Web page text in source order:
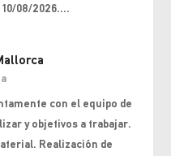
08/2026....
con el equipo de
y objetivos a trabajar.
Realización de